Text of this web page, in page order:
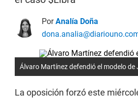
PorAnalía Doña
Álvaro Martínez defendió el modelo de
La oposición forzó este